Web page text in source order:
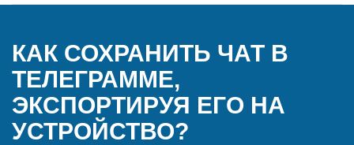
КАК СОХРАНИТЬ ЧАТ В
ТЕЛЕГРАММЕ,
ЭКСПОРТИРУЯ ЕГО НА
УСТРОЙСТВО?